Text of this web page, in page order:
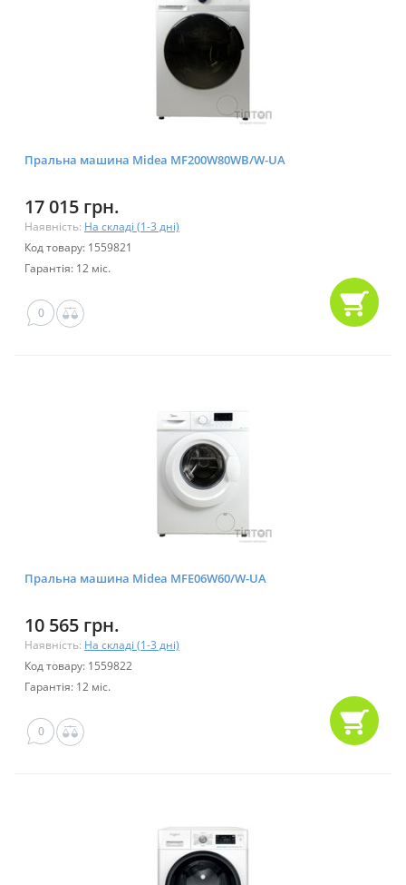
Пральна машина Midea MF200W80WB/W-UA
17 015 грн.
Наявність: На складі (1-3 дні)
Код товару: 1559821
Гарантія: 12 міс.
0
Пральна машина Midea MFE06W60/W-UA
10 565 грн.
Наявність: На складі (1-3 дні)
Код товару: 1559822
Гарантія: 12 міс.
0